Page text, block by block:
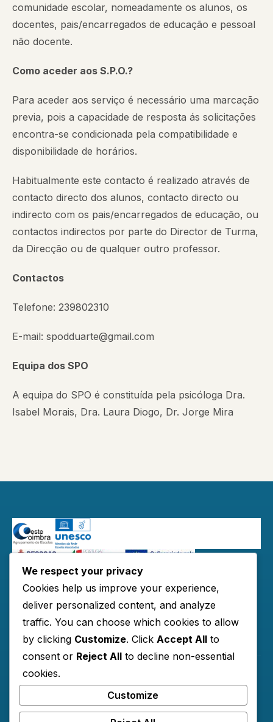
comunidade escolar, nomeadamente os alunos, os
docentes, pais/encarregados de educação e pessoal
não docente.
Como aceder aos S.P.O.?
Para aceder aos serviço é necessário uma marcação
previa, pois a capacidade de resposta ás solicitações
encontra-se condicionada pela compatibilidade e
disponibilidade de horários.
Habitualmente este contacto é realizado através de
contacto directo dos alunos, contacto directo ou
indirecto com os pais/encarregados de educação, ou
contactos indirectos por parte do Director de Turma,
da Direcção ou de qualquer outro professor.
Contactos
Telefone: 239802310
E-mail: spodduarte@gmail.com
Equipa dos SPO
A equipa do SPO é constituída pela psicóloga Dra.
Isabel Morais, Dra. Laura Diogo, Dr. Jorge Mira
Redes Sociais:
Links Úteis
Horários
Contactos
We respect your privacy
Cookies help us improve your experience,
deliver personalized content, and analyze
traffic. You can choose which cookies to allow
by clicking Customize. Click Accept All to
consent or Reject All to decline non-essential
cookies.
Customize